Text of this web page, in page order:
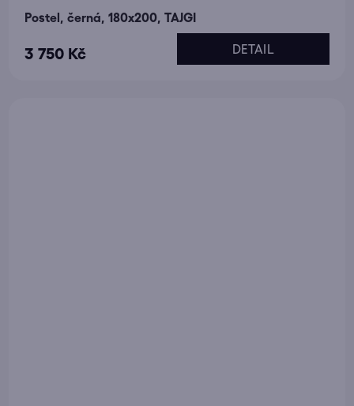
Postel, černá, 180x200, TAJGI
3 750 Kč DETAIL